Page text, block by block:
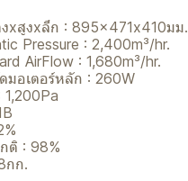
งxสูงxลึก : 895×471x410มม.
Pressure : 2,400m³/hr.
AirFlow : 1,680m³/hr.
มอเตอร์หลัก : 260W
ติ : 98%
กก.